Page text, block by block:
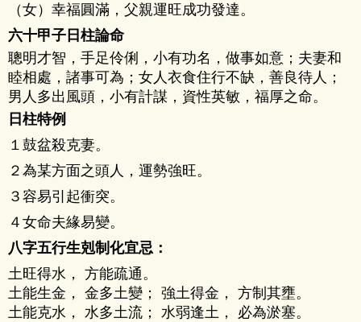
（女）幸福圓滿，父親運旺成功發達。
六十甲子日柱論命
聰明才智，手足伶俐，小有功名，做事如意；夫妻和
睦相處，諸事可為；女人衣食住行不缺，善良待人；
男人多出風頭，小有計謀，資性英敏，福厚之命。
日柱特例
１鼓盆殺克妻。
２為某方面之頭人，運勢強旺。
３容易引起衝突。
４女命夫緣易變。
八字五行生剋制化宜忌：
土旺得水， 方能疏通。
土能生金， 金多土變； 強土得金， 方制其壅。
土能克水， 水多土流； 水弱逢土， 必為淤塞。